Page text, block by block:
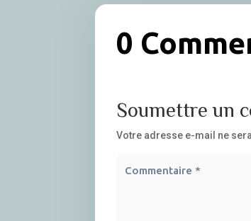
0
Soumettre un
Votre adresse e-mail ne